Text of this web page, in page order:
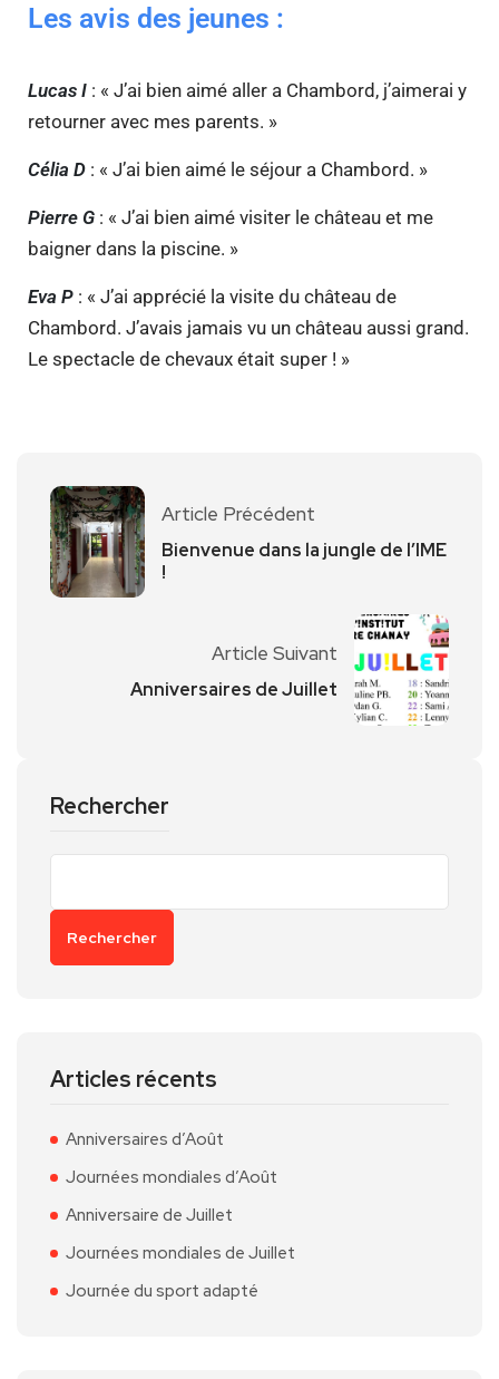
Les avis des jeunes :
Lucas I : « J’ai bien aimé aller a Chambord, j’aimerai y
retourner avec mes parents. »
Célia D : « J’ai bien aimé le séjour a Chambord. »
Pierre G : « J’ai bien aimé visiter le château et me
baigner dans la piscine. »
Eva P : « J’ai apprécié la visite du château de
Chambord. J’avais jamais vu un château aussi grand.
Le spectacle de chevaux était super ! »
Article Précédent
Bienvenue dans la jungle de l’IME
!
Article Suivant
Anniversaires de Juillet
Rechercher
Rechercher
Articles récents
Anniversaires d’Août
Journées mondiales d’Août
Anniversaire de Juillet
Journées mondiales de Juillet
Journée du sport adapté